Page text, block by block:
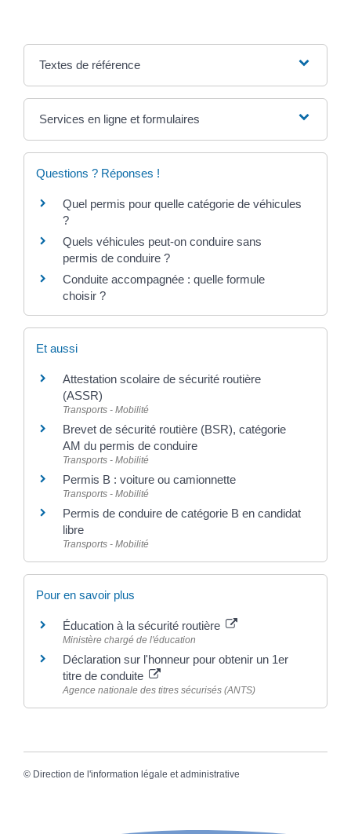
Textes de référence
Services en ligne et formulaires
Questions ? Réponses !
Quel permis pour quelle catégorie de véhicules
?
Quels véhicules peut-on conduire sans
permis de conduire ?
Conduite accompagnée : quelle formule
choisir ?
Et aussi
Attestation scolaire de sécurité routière
(ASSR)
Transports - Mobilité
Brevet de sécurité routière (BSR), catégorie
AM du permis de conduire
Transports - Mobilité
Permis B : voiture ou camionnette
Transports - Mobilité
Permis de conduire de catégorie B en candidat
libre
Transports - Mobilité
Pour en savoir plus
Éducation à la sécurité routière
Ministère chargé de l'éducation
Déclaration sur l'honneur pour obtenir un 1er
titre de conduite
Agence nationale des titres sécurisés (ANTS)
© Direction de l'information légale et administrative